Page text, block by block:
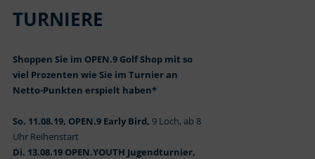
TURNIERE
Shoppen Sie im OPEN.9 Golf Shop mit so
viel Prozenten wie Sie im Turnier an
Netto-Punkten erspielt haben*
So. 11.08.19, OPEN.9 Early Bird, 9 Loch, ab 8
Uhr Reihenstart
Di. 13.08.19 OPEN.YOUTH Jugendturnier,